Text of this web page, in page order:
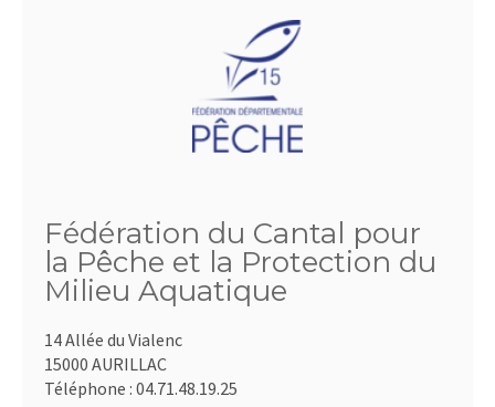
Fédération du Cantal pour
la Pêche et la Protection du
Milieu Aquatique
14 Allée du Vialenc
15000 AURILLAC
Téléphone : 04.71.48.19.25